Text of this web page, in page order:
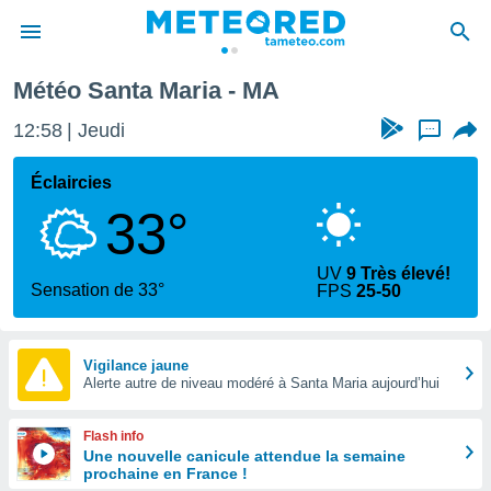
de
Météo Santa Maria - MA
12:58 Jeudi ...
Éclaircies
33°
Sensation de 33°
UV9 Très élevé!
FPS25-50
Vigilance jaune
Alerte autre de niveau modéré à Santa Maria aujourd’hui
Flash info
Une nouvelle canicule attendue la semaine
prochaine en France !